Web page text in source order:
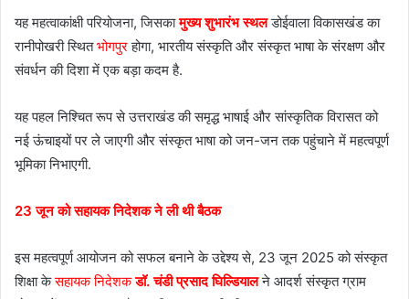
यह महत्वाकांक्षी परियोजना, जिसकामुख्य शुभारंभ स्थलडोईवाला विकासखंड का
रानीपोखरी स्थितभोगपुरहोगा, भारतीय संस्कृति और संस्कृत भाषा के संरक्षण और
संवर्धन की दिशा में एक बड़ा कदम है.
यह पहल निश्चित रूप से उत्तराखंड की समृद्ध भाषाई और सांस्कृतिक विरासत को
नई ऊंचाइयों पर ले जाएगी और संस्कृत भाषा को जन-जन तक पहुंचाने में महत्वपूर्ण
भूमिका निभाएगी.
23 जून को सहायक निदेशक ने ली थी बैठक
इस महत्वपूर्ण आयोजन को सफल बनाने के उद्देश्य से, 23 जून 2025 को संस्कृत
शिक्षा केसहायक निदेशक डॉ. चंडी प्रसाद घिल्डियालने आदर्श संस्कृत ग्राम